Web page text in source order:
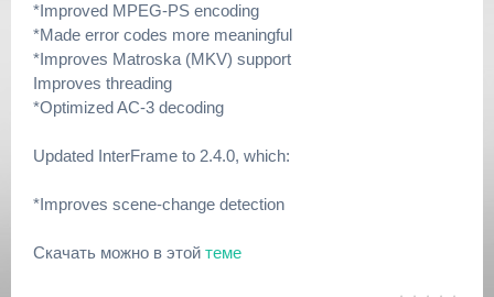
*Improved MPEG-PS encoding
*Made error codes more meaningful
*Improves Matroska (MKV) support
Improves threading
*Optimized AC-3 decoding
Updated InterFrame to 2.4.0, which:
*Improves scene-change detection
Скачать можно в этой теме